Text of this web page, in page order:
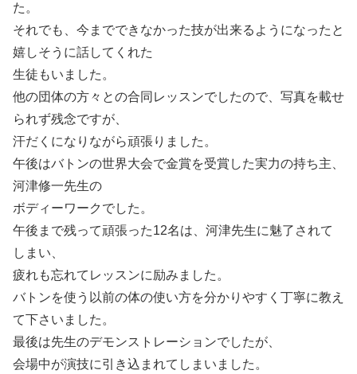
た。
それでも、今までできなかった技が出来るようになったと
嬉しそうに話してくれた
生徒もいました。
他の団体の方々との合同レッスンでしたので、写真を載せ
られず残念ですが、
汗だくになりながら頑張りました。
午後はバトンの世界大会で金賞を受賞した実力の持ち主、
河津修一先生の
ボディーワークでした。
午後まで残って頑張った12名は、河津先生に魅了されて
しまい、
疲れも忘れてレッスンに励みました。
バトンを使う以前の体の使い方を分かりやすく丁寧に教え
て下さいました。
最後は先生のデモンストレーションでしたが、
会場中が演技に引き込まれてしまいました。